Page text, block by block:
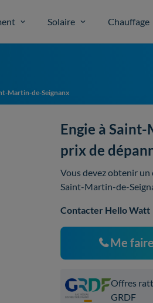
Solaire Chauffage
Martin-de-Seignanx
Engie à
prix de
Vous devez obtenir un
Saint-Martin-de-
Contacter Hello Watt
Me
Offres
GRDF